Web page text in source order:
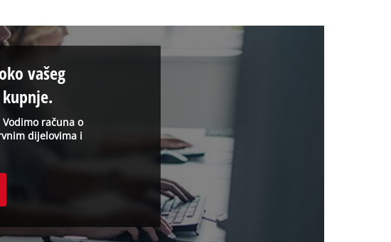
računa o
dijelovima i
vašeg